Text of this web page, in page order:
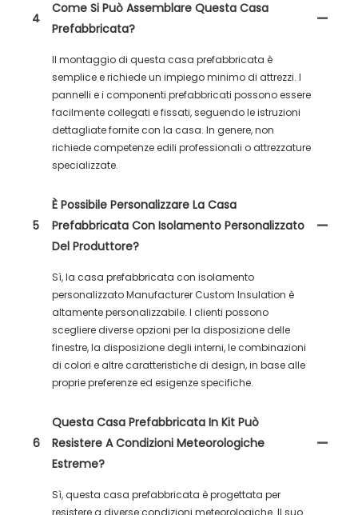
4
Come Si Può Assemblare Questa Casa
Prefabbricata?
Il montaggio di questa casa prefabbricata è
semplice e richiede un impiego minimo di attrezzi. I
pannelli e i componenti prefabbricati possono essere
facilmente collegati e fissati, seguendo le istruzioni
dettagliate fornite con la casa. In genere, non
richiede competenze edili professionali o attrezzature
specializzate.
5
È Possibile Personalizzare La Casa
Prefabbricata Con Isolamento Personalizzato
Del Produttore?
Sì, la casa prefabbricata con isolamento
personalizzato Manufacturer Custom Insulation è
altamente personalizzabile. I clienti possono
scegliere diverse opzioni per la disposizione delle
finestre, la disposizione degli interni, le combinazioni
di colori e altre caratteristiche di design, in base alle
proprie preferenze ed esigenze specifiche.
6
Questa Casa Prefabbricata In Kit Può
Resistere A Condizioni Meteorologiche
Estreme?
Sì, questa casa prefabbricata è progettata per
resistere a diverse condizioni meteorologiche. Il suo